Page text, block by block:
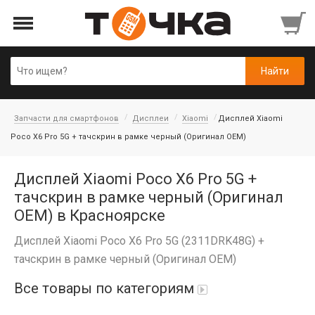
Запчасти для смартфонов Дисплеи Xiaomi
Дисплей Xiaomi
Poco X6 Pro 5G + тачскрин в рамке черный (Оригинал OEM)
Дисплей Xiaomi Poco X6 Pro 5G +
тачскрин в рамке черный (Оригинал
OEM) в Красноярске
Дисплей Xiaomi Poco X6 Pro 5G (2311DRK48G) +
тачскрин в рамке черный (Оригинал OEM)
Все товары по категориям